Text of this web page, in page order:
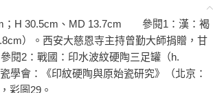
；H 30.5cm、MD 13.7cm 參閱1：漢：褐
）。西安大慈恩寺主持曾勤大師捐贈，甘
閱2：戰國：印水波紋硬陶三足罐（h.
學會：《印紋硬陶與原始瓷研究》（北京：
彩圖29。